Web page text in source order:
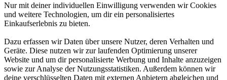
Nur mit deiner individuellen Einwilligung verwenden wir Cookies
und weitere Technologien, um dir ein personalisiertes
Einkaufserlebnis zu bieten.
Dazu erfassen wir Daten über unsere Nutzer, deren Verhalten und
Geräte. Diese nutzen wir zur laufenden Optimierung unserer
Website und um dir personalisierte Werbung und Inhalte anzuzeigen
sowie zur Analyse der Nutzungsstatistiken. Außerdem können wir
deine verschlüsselten Daten mit externen Anbietern abgleichen und